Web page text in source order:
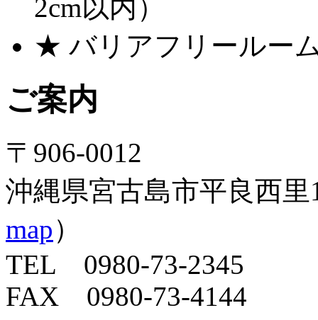
2cm以内）
★ バリアフリールー
ご案内
〒906-0012
沖縄県宮古島市平良西
map）
TEL 0980-73-2345
FAX 0980-73-4144